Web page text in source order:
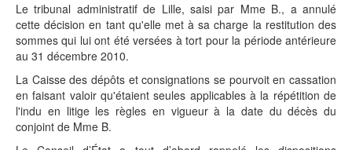
Le tribunal administratif de Lille, saisi par Mme B., a annulé
cette décision en tant qu'elle met à sa charge la restitution des
sommes qui lui ont été versées à tort pour la période antérieure
au 31 décembre 2010.
La Caisse des dépôts et consignations se pourvoit en cassation
en faisant valoir qu'étaient seules applicables à la répétition de
l'indu en litige les règles en vigueur à la date du décès du
conjoint de Mme B.